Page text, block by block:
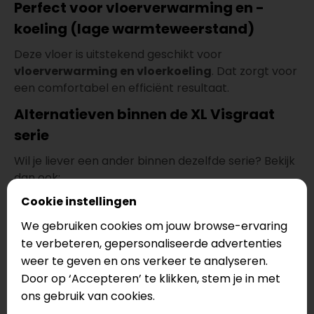
Perfect voor vloerverwarming en -
koeling (lage warmteweerstand)
Deze vloer is uitstekend geschikt voor
vloerverwarming en vloerkoeling. Dat zorgt voor
een comfortabel en efficiënt resultaat.
Alternatieven binnen de XL Visgraat
serie
Wil je liever een ander binnen dezelfde serie? Bekijk
dan ook:
Therdex XL Visgraat 9080
Therdex XL Visgraat 9090
Therdex XL Visgraat 9100
Snel online te bestellen met gratis
snijverlies
Deze vloer is
Cookie instellingen
We gebruiken cookies om jouw browse-ervaring
te verbeteren, gepersonaliseerde advertenties
weer te geven en ons verkeer te analyseren.
Door op ‘Accepteren’ te klikken, stem je in met
ons gebruik van cookies.